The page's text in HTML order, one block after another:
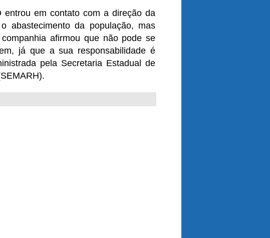
entrou em contato com a direção da
abastecimento da população, mas
afirmou que não pode se
já que a sua responsabilidade é
pela Secretaria Estadual de